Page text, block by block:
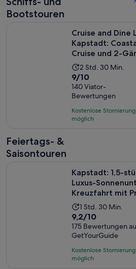
Bootstouren
Cruise and Dine
Kapstadt:
Cruise und 2-
Mittages...
Die
Aktivität
dauert
2
Stunden
und
2 Std. 30 Min.
9.0
von
10,
basierend
auf
9/10
140 Viator-
Bewertungen
Kostenlose Stornierung
möglich
Cruise and Dine Lunch /
Feiertags- &
Saisontouren
Kapstadt: 1,5-
Luxus-
Kreuzfahrt mit
Die
Aktivität
dauert
1
Stunde
und
1 Std. 30 Min.
9.2
von
10,
basierend
auf
9,2/10
175 Bewertungen
GetYourGuide
Kostenlose Stornierung
möglich